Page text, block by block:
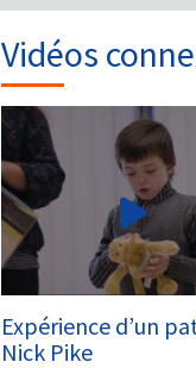
Vidéos
Expérience d’un
Nick Pike